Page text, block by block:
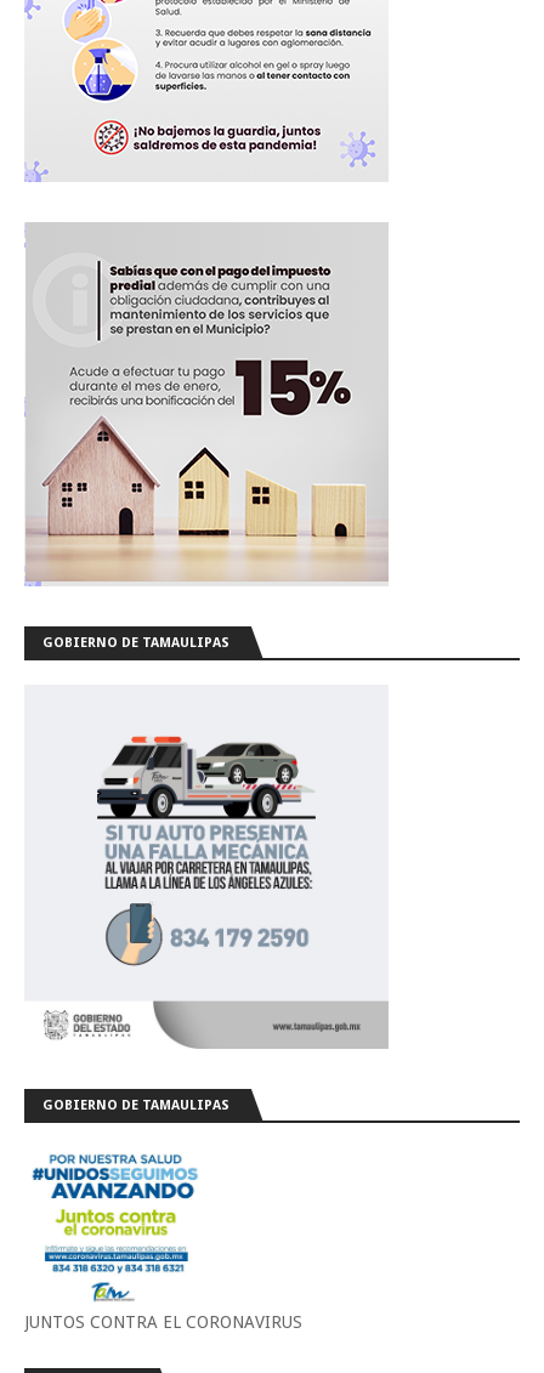
GOBIERNO DE TAMAULIPAS
GOBIERNO DE TAMAULIPAS
JUNTOS CONTRA EL CORONAVIRUS